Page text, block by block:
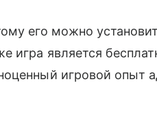
его можно
игра является
игровой опыт